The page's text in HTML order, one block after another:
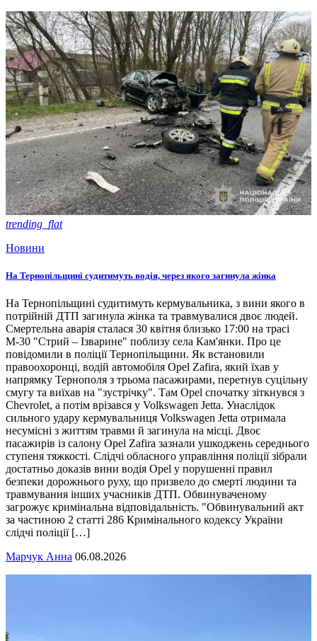
trending_flat
Новини
На Тернопільщині судитимуть водія, через якого загинула жінка
На Тернопільщині судитимуть кермувальника, з вини якого в
потрійній ДТП загинула жінка та травмувалися двоє людей.
Смертельна аварія сталася 30 квітня близько 17:00 на трасі
М-30 "Стрий – Ізварине" поблизу села Кам'янки. Про це
повідомили в поліції Тернопільщини. Як встановили
правоохоронці, водій автомобіля Opel Zafira, який їхав у
напрямку Тернополя з трьома пасажирами, перетнув суцільну
смугу та виїхав на "зустрічку". Там Opel спочатку зіткнувся з
Chevrolet, а потім врізався у Volkswagen Jetta. Унаслідок
сильного удару кермувальниця Volkswagen Jetta отримала
несумісні з життям травми й загинула на місці. Двоє
пасажирів із салону Opel Zafira зазнали ушкоджень середнього
ступеня тяжкості. Слідчі обласного управління поліції зібрали
достатньо доказів вини водія Opel у порушенні правил
безпеки дорожнього руху, що призвело до смерті людини та
травмування інших учасників ДТП. Обвинуваченому
загрожує кримінальна відповідальність. "Обвинувальний акт
за частиною 2 статті 286 Кримінального кодексу України
слідчі поліції […]
Марчук Анна 06.08.2026